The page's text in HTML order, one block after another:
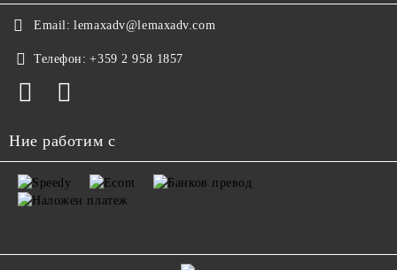
Email: lemaxadv@lemaxadv.com
Телефон: +359 2 958 1857
Ние работим с